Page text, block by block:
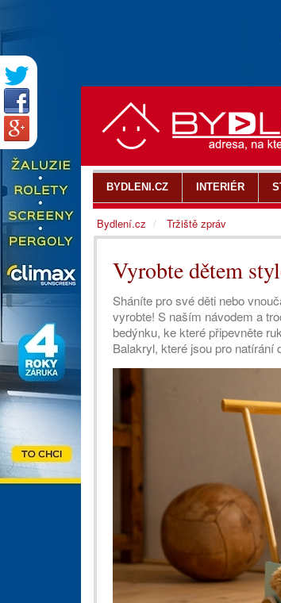
Vyrobte dětem
Sháníte pro své děti nebo
vyrobte! S naším návodem a
bedýnku, ke které připevněte
Balakryl, které jsou pro natírání
BYDLENI.CZ INTERIÉR
Bydlení.cz Tržiště zpráv